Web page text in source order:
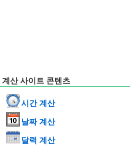
계산 사이트 콘텐츠
시간 계산
날짜 계산
달력 계산